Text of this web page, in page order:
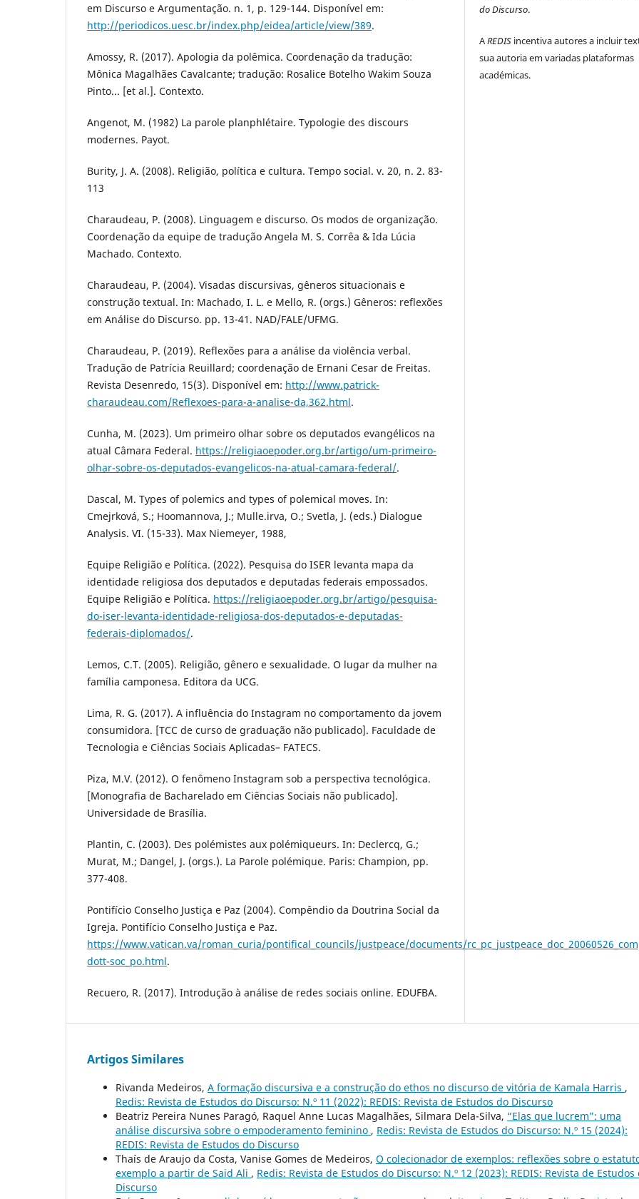
em Discurso e Argumentação. n. 1, p. 129-144. Disponível em:
http://periodicos.uesc.br/index.php/eidea/article/view/389.
Amossy, R. (2017). Apologia da polêmica. Coordenação da tradução:
Mônica Magalhães Cavalcante; tradução: Rosalice Botelho Wakim Souza
Pinto... [et al.]. Contexto.
Angenot, M. (1982) La parole planphlétaire. Typologie des discours
modernes. Payot.
Burity, J. A. (2008). Religião, política e cultura. Tempo social. v. 20, n. 2. 83-
113
Charaudeau, P. (2008). Linguagem e discurso. Os modos de organização.
Coordenação da equipe de tradução Angela M. S. Corrêa & Ida Lúcia
Machado. Contexto.
Charaudeau, P. (2004). Visadas discursivas, gêneros situacionais e
construção textual. In: Machado, I. L. e Mello, R. (orgs.) Gêneros: reflexões
em Análise do Discurso. pp. 13-41. NAD/FALE/UFMG.
Charaudeau, P. (2019). Reflexões para a análise da violência verbal.
Tradução de Patrícia Reuillard; coordenação de Ernani Cesar de Freitas.
Revista Desenredo, 15(3). Disponível em: http://www.patrick-
charaudeau.com/Reflexoes-para-a-analise-da,362.html.
Cunha, M. (2023). Um primeiro olhar sobre os deputados evangélicos na
atual Câmara Federal. https://religiaoepoder.org.br/artigo/um-primeiro-
olhar-sobre-os-deputados-evangelicos-na-atual-camara-federal/.
Dascal, M. Types of polemics and types of polemical moves. In:
Cmejrková, S.; Hoomannova, J.; Mulle.irva, O.; Svetla, J. (eds.) Dialogue
Analysis. VI. (15-33). Max Niemeyer, 1988,
Equipe Religião e Política. (2022). Pesquisa do ISER levanta mapa da
identidade religiosa dos deputados e deputadas federais empossados.
Equipe Religião e Política. https://religiaoepoder.org.br/artigo/pesquisa-
do-iser-levanta-identidade-religiosa-dos-deputados-e-deputadas-
federais-diplomados/.
Lemos, C.T. (2005). Religião, gênero e sexualidade. O lugar da mulher na
família camponesa. Editora da UCG.
Lima, R. G. (2017). A influência do Instagram no comportamento da jovem
consumidora. [TCC de curso de graduação não publicado]. Faculdade de
Tecnologia e Ciências Sociais Aplicadas– FATECS.
Piza, M.V. (2012). O fenômeno Instagram sob a perspectiva tecnológica.
[Monografia de Bacharelado em Ciências Sociais não publicado].
Universidade de Brasília.
Plantin, C. (2003). Des polémistes aux polémiqueurs. In: Declercq, G.;
Murat, M.; Dangel, J. (orgs.). La Parole polémique. Paris: Champion, pp.
377-408.
Pontifício Conselho Justiça e Paz (2004). Compêndio da Doutrina Social da
Igreja. Pontifício Conselho Justiça e Paz.
https://www.vatican.va/roman_curia/pontifical_councils/justpeace/documents/
dott-soc_po.html.
Recuero, R. (2017). Introdução à análise de redes sociais online. EDUFBA.
do Discurso.
AREDIS incentiva autores a incluir
sua autoria em variadas plataformas
académicas.
Artigos Similares
Rivanda Medeiros, A formação discursiva e a construção do ethos no discurso de vitória de Kamala Harris ,
Redis: Revista de Estudos do Discurso: N.º 11 (2022): REDIS: Revista de Estudos do Discurso
Beatriz Pereira Nunes Paragó, Raquel Anne Lucas Magalhães, Silmara Dela-Silva, “Elas que lucrem”: uma
análise discursiva sobre o empoderamento feminino , Redis: Revista de Estudos do Discurso: N.º 15 (2024):
REDIS: Revista de Estudos do Discurso
Thaís de Araujo da Costa, Vanise Gomes de Medeiros, O colecionador de exemplos: reflexões sobre o
exemplo a partir de Said Ali , Redis: Revista de Estudos do Discurso: N.º 12 (2023): REDIS: Revista de Estudos
Discurso